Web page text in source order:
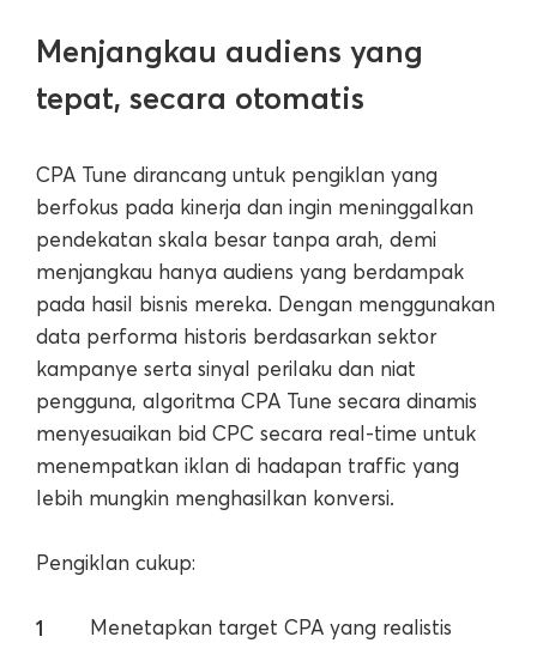
Menjangkau audiens yang
tepat, secara otomatis
CPA Tune dirancang untuk pengiklan yang
berfokus pada kinerja dan ingin meninggalkan
pendekatan skala besar tanpa arah, demi
menjangkau hanya audiens yang berdampak
pada hasil bisnis mereka. Dengan menggunakan
data performa historis berdasarkan sektor
kampanye serta sinyal perilaku dan niat
pengguna, algoritma CPA Tune secara dinamis
menyesuaikan bid CPC secara real-time untuk
menempatkan iklan di hadapan traffic yang
lebih mungkin menghasilkan konversi.
Pengiklan cukup:
Menetapkan target CPA yang realistis